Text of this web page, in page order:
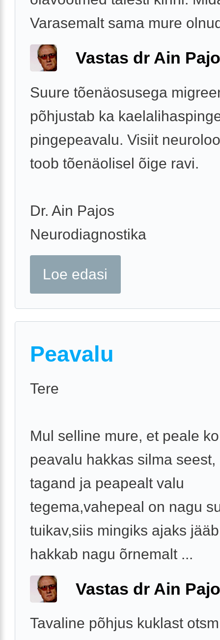
Varasemalt sama mure
Vastas dr Ain
Suure tõenäosusega
põhjustab ka
pingepeavalu. Visiit
toob tõenäolisel õige ravi.
Dr. Ain Pajos
Neurodiagnostika
Loe edasi
Peavalu
Tere
Mul selline mure, et peale
peavalu hakkas silma seest,
tagand ja peapealt valu
tegema,vahepeal on nagu
tuikav,siis mingiks ajaks
hakkab nagu õrnemalt ...
Vastas dr Ain
Tavaline põhjus kuklast